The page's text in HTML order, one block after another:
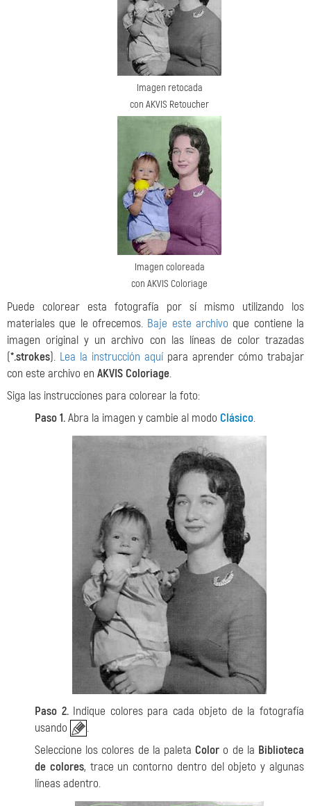
Imagen retocada
con AKVIS Retoucher
Imagen coloreada
con AKVIS Coloriage
Puede colorear esta fotografía por sí mismo utilizando los
materiales que le ofrecemos. Baje este archivo que contiene la
imagen original y un archivo con las líneas de color trazadas
(*.strokes). Lea la instrucción aquí para aprender cómo trabajar
con este archivo en AKVIS Coloriage.
Siga las instrucciones para colorear la foto:
Paso 1.Abra la imagen y cambie al modo Clásico.
Paso 2.Indique colores para cada objeto de la fotografía
usando
.
Seleccione los colores de la paletaColor o de la Biblioteca
de colores, trace un contorno dentro del objeto y algunas
líneas adentro.